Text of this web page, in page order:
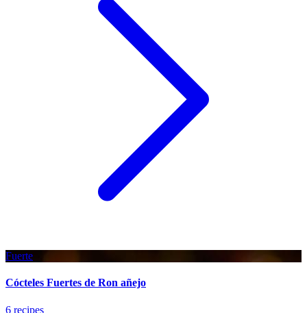
Fuerte
Cócteles Fuertes de Ron añejo
6 recipes